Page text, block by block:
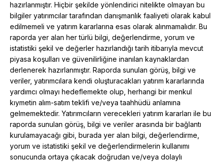
hazırlanmıştır. Hiçbir şekilde yönlendirici nitelikte olmayan bu
bilgiler yatırımcılar tarafından danışmanlık faaliyeti olarak kabul
edilmemeli ve yatırım kararlarına esas olarak alınmamalıdır. Bu
raporda yer alan her türlü bilgi, değerlendirme, yorum ve
istatistiki şekil ve değerler hazırlandığı tarih itibarıyla mevcut
piyasa koşulları ve güvenilirliğine inanılan kaynaklardan
derlenerek hazırlanmıştır. Raporda sunulan görüş, bilgi ve
veriler, yatırımcılara kendi oluşturacakları yatırım kararlarında
yardımcı olmayı hedeflemekte olup, herhangi bir menkul
kıymetin alım-satım teklifi ve/veya taahhüdü anlamına
gelmemektedir. Yatırımcıların verecekleri yatırım kararları ile bu
raporda sunulan görüş, bilgi ve veriler arasında bir bağlantı
kurulamayacağı gibi, burada yer alan bilgi, değerlendirme,
yorum ve istatistiki şekil ve değerlendirmelerin kullanımı
sonucunda ortaya çıkacak doğrudan ve/veya dolaylı